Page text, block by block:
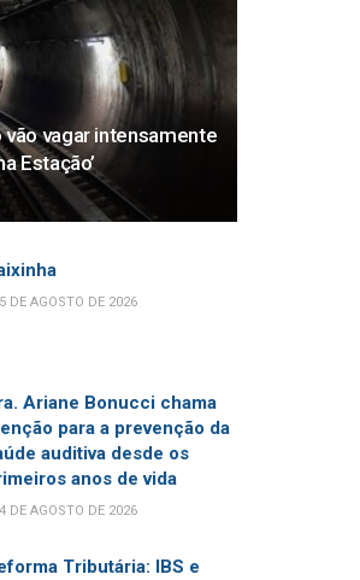
vagar intensamente
Estação’
DE AGOSTO DE 2026
Ariane Bonucci chama
para a prevenção da
auditiva desde os
anos de vida
DE AGOSTO DE 2026
Tributária: IBS e